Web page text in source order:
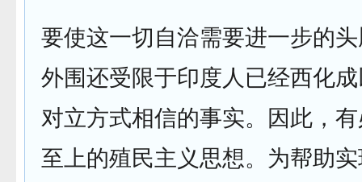
要使这一切自洽需要进一步的
外围还受限于印度人已经西化
对立方式相信的事实。因此，
至上的殖民主义思想。为帮助